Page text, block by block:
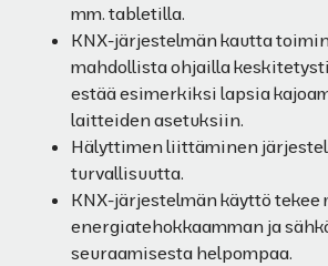
mm. tabletilla.
KNX-järjestelmän kautta
mahdollista ohjailla
estää esimerkiksi lapsia
laitteiden asetuksiin.
Hälyttimen liittäminen
turvallisuutta.
KNX-järjestelmän käyttö tekee
energiatehokkaamman ja
seuraamisesta helpompaa.